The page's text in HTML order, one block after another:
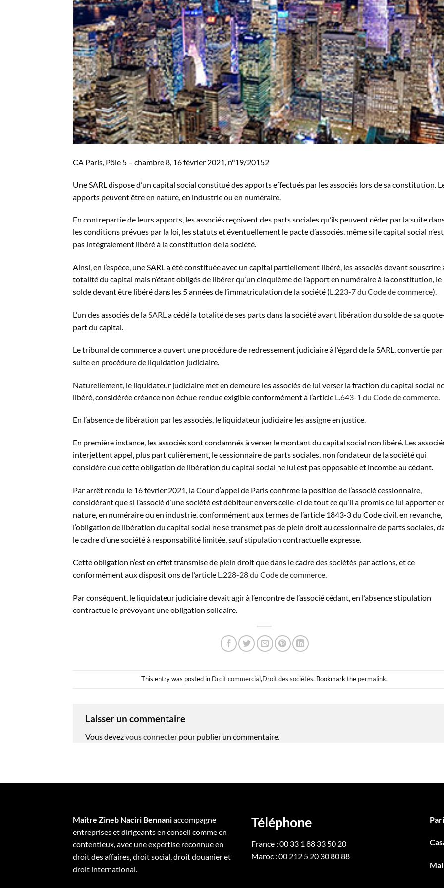
CA Paris, Pôle 5 – chambre 8, 16 février 2021, n°19/20152
Une SARL dispose d’un capital social constitué des apports effectués par les associés lors de sa constitution.
apports peuvent être en nature, en industrie ou en numéraire.
En contrepartie de leurs apports, les associés reçoivent des parts sociales qu’ils peuvent céder par la suite
les conditions prévues par la loi, les statuts et éventuellement le pacte d’associés, même si le capital social n’est
pas intégralement libéré à la constitution de la société.
Ainsi, en l’espèce, une SARL a été constituée avec un capital partiellement libéré, les associés devant souscrire
totalité du capital mais n’étant obligés de libérer qu’un cinquième de l’apport en numéraire à la constitution, le
solde devant être libéré dans les 5 années de l’immatriculation de la société (L.223-7du Code de commerce).
L’un des associés de laSARLa cédé la totalité de ses parts dans la société avant libération du solde de sa
part du capital.
Le tribunal de commerce a ouvert une procédure de redressement judiciaire à l’égard de la SARL, convertie par
suite en procédure de liquidation judiciaire.
Naturellement, le liquidateur judiciaire met en demeure les associés de lui verser la fraction du capital social
libéré, considérée créance non échue rendue exigible conformément à l’article L.643-1 du Code de commerce
En l’absence de libération par les associés, le liquidateur judiciaire les assigne en justice.
En première instance, les associés sont condamnés à verser le montant du capital social non libéré. Les
interjettent appel, plus particulièrement, le cessionnaire de parts sociales, non fondateur de la société qui
considère que cette obligation de libération du capital social ne lui est pas opposable et incombe au cédant.
Par arrêt rendu le 16 février 2021, la Cour d’appel de Paris confirme la position de l’associé cessionnaire,
considérant que si l’associé d’une société est débiteur envers celle-ci de tout ce qu’il a promis de lui apporter
nature, en numéraire ou en industrie, conformément aux termes de l’article 1843-3 du Code civil, en revanche,
l’obligation de libération du capital social ne se transmet pas de plein droit au cessionnaire de parts sociales,
le cadre d’une société à responsabilité limitée, sauf stipulation contractuelle expresse.
Cette obligation n’est en effet transmise de plein droit que dans le cadre des sociétés par actions, et ce
conformément aux dispositions de l’article L.228-28 du Code de commerce
Par conséquent, le liquidateur judiciaire devait agir à l’encontre de l’associé cédant, en l’absence stipulation
contractuelle prévoyant une obligation solidaire.
This entry was posted in Droit commercial,Droit des sociétés. Bookmark the permalink.
Laisser un commentaire
Vous devezvous connecter pour publier un commentaire.
Maître Zineb Naciri Bennaniaccompagne
entreprises et dirigeants en conseil comme en
contentieux, avec une expertise reconnue en
droit des affaires, droit social, droit douanier et
droit international.
Téléphone
France : 00 33 1 88 33 50 20
Maroc : 00 212 5 20 30 80 88